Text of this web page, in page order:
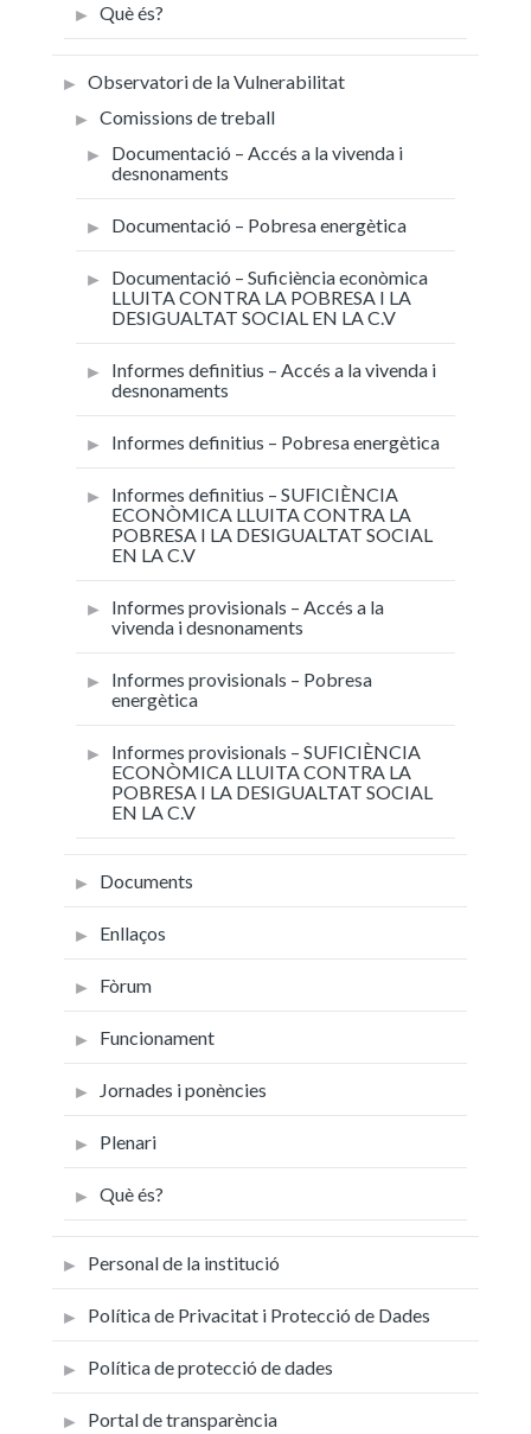
Què és?
Observatori de la Vulnerabilitat
Comissions de treball
Documentació – Accés a la vivenda i
desnonaments
Documentació – Pobresa energètica
Documentació – Suficiència econòmica
LLUITA CONTRA LA POBRESA I LA
DESIGUALTAT SOCIAL EN LA C.V
Informes definitius – Accés a la vivenda i
desnonaments
Informes definitius – Pobresa energètica
Informes definitius – SUFICIÈNCIA
ECONÒMICA LLUITA CONTRA LA
POBRESA I LA DESIGUALTAT SOCIAL
EN LA C.V
Informes provisionals – Accés a la
vivenda i desnonaments
Informes provisionals – Pobresa
energètica
Informes provisionals – SUFICIÈNCIA
ECONÒMICA LLUITA CONTRA LA
POBRESA I LA DESIGUALTAT SOCIAL
EN LA C.V
Documents
Enllaços
Fòrum
Funcionament
Jornades i ponències
Plenari
Què és?
Personal de la institució
Política de Privacitat i Protecció de Dades
Política de protecció de dades
Portal de transparència